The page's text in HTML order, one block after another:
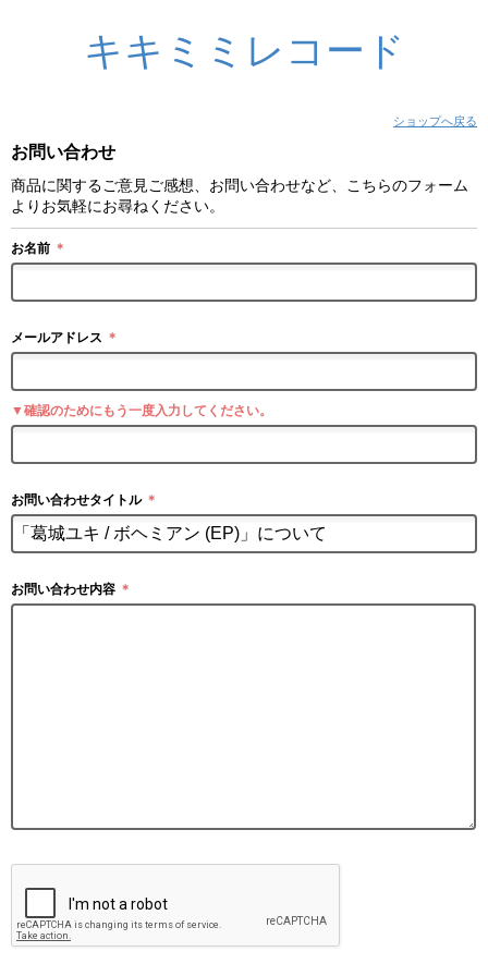
キキミミレコード
ショップへ戻る
お問い合わせ
商品に関するご意見ご感想、お問い合わせなど、こちらのフォーム
よりお気軽にお尋ねください。
お名前 ＊
メールアドレス ＊
▼確認のためにもう一度入力してください。
お問い合わせタイトル ＊
お問い合わせ内容 ＊